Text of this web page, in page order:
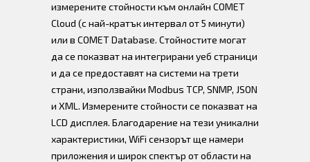
измерените стойности към онлайн COMET
Cloud (с най-кратък интервал от 5 минути)
или в COMET Database. Стойностите могат
да се показват на интегрирани уеб страници
и да се предоставят на системи на трети
страни, използвайки Modbus TCP, SNMP, JSON
и XML. Измерените стойности се показват на
LCD дисплея. Благодарение на тези уникални
характеристики, WiFi сензорът ще намери
приложения и широк спектър от области на